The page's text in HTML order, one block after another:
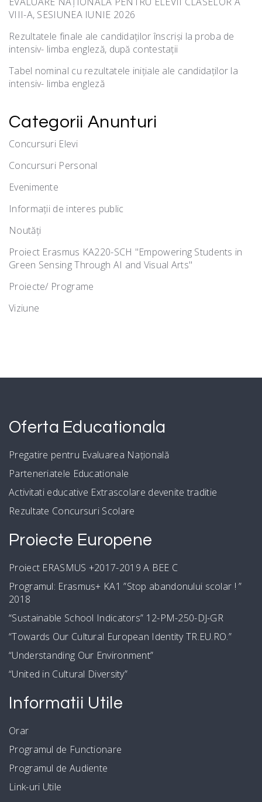
VIII-A, SESIUNEA IUNIE 2026
Rezultatele finale ale candidaților înscriși la proba de
intensiv- limba engleză, după contestații
Tabel nominal cu rezultatele inițiale ale candidaților la
intensiv- limba engleză
Categorii Anunturi
Concursuri Elevi
Concursuri Personal
Evenimente
Informații de interes public
Noutăţi
Proiect Erasmus KA220-SCH "Empowering Students in
Green Sensing Through AI and Visual Arts"
Proiecte/ Programe
Viziune
Oferta Educationala
Pregatire pentru Evaluarea Națională
Parteneriatele Educationale
Activitati educative Extrascolare devenite traditie
Rezultate Concursuri Scolare
Proiecte Europene
Proiect ERASMUS +2017-2019 A BEE C
Programul: Erasmus+ KA1 ”Stop abandonului scolar ! ”
2018
“Sustainable School Indicators” 12-PM-250-DJ-GR
“Towards Our Cultural European Identity TR.EU.RO.”
“Understanding Our Environment”
“United in Cultural Diversity”
Informatii Utile
Orar
Programul de Functionare
Programul de Audiente
Link-uri Utile